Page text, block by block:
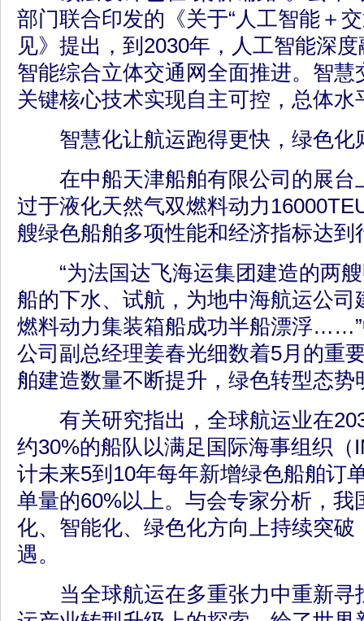
部门联合印发的《关于“人工智能＋
见》提出，到2030年，人工智能深
智能综合立体交通网全面推进。智
关键核心技术实现自主可控，总体水
智慧化让航运跑得更快，绿色化
在中船天津船舶有限公司的展台
过于液化天然气双燃料动力
艘绿色船舶多项性能和经济指标达到
“为法国达飞海运集团建造的两艘
船的下水、试航，为地中海航运公
燃料动力集装箱船成功半船漂浮
公司副总经理姜春光细数着5月的重
舶建造数量不断提升，绿色转型态势
有关研究指出，全球航运业在
约30%的船队以满足国际海事组织（
计未来5到10年每年新增绿色船舶订
单量的60%以上。与会专家分析，我
化、智能化、绿色化方向上持续突破
遇。
当全球航运在多重张力中重新寻